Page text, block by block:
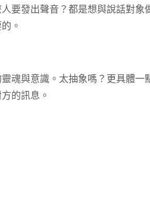
要發出聲音？都是想與說話對象
。
魂與意識。太抽象嗎？更具體一
的訊息。